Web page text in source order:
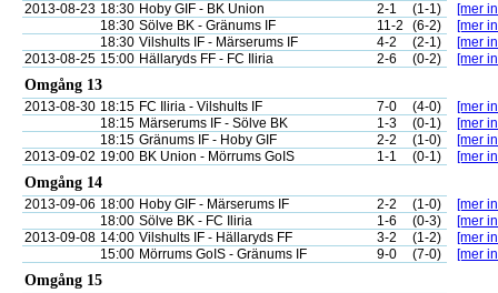
2013-08-23 18:30 Hoby GIF - BK Union 2-1 (1-1)
[mer
18:30 Sölve BK - Gränums IF 11-2 (6-2)
[mer
18:30 Vilshults IF - Märserums IF 4-2 (2-1)
[mer
2013-08-25 15:00 Hällaryds FF - FC Iliria 2-6 (0-2) [mer
Omgång 13
2013-08-30 18:15 FC Iliria - Vilshults IF 7-0 (4-0)
[mer
18:15 Märserums IF - Sölve BK 1-3 (0-1)
[mer
18:15 Gränums IF - Hoby GIF 2-2 (1-0)
[mer
2013-09-02 19:00 BK Union - Mörrums GoIS 1-1 (0-1) [mer
Omgång 14
2013-09-06 18:00 Hoby GIF - Märserums IF 2-2 (1-0)
[mer
18:00 Sölve BK - FC Iliria 1-6 (0-3)
[mer
2013-09-08 14:00 Vilshults IF - Hällaryds FF 3-2 (1-2)
[mer
15:00 Mörrums GoIS - Gränums IF 9-0 (7-0) [mer
Omgång 15